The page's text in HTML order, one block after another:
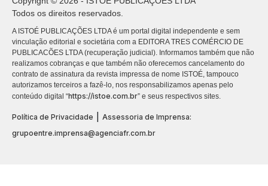
Todos os direitos reservados.
A ISTOÉ PUBLICAÇÕES LTDA é um portal digital independente e sem
vinculação editorial e societária com a EDITORA TRES COMÉRCIO DE
PUBLICACÕES LTDA (recuperação judicial). Informamos também que não
realizamos cobranças e que também não oferecemos cancelamento do
contrato de assinatura da revista impressa de nome ISTOÉ, tampouco
autorizamos terceiros a fazê-lo, nos responsabilizamos apenas pelo
conteúdo digital “https://istoe.com.br” e seus respectivos sites.
Política de Privacidade
Assessoria de Imprensa:
grupoentre.imprensa@agenciafr.com.br